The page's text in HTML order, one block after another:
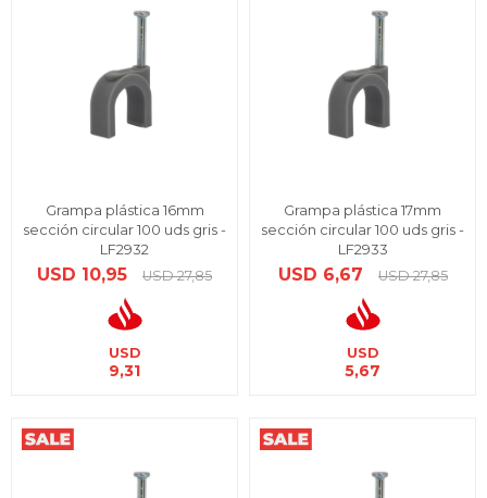
Grampa plástica 16mm
sección circular 100 uds gris -
LF2932
USD 10,95 USD 27,85
USD
9,31
Grampa plástica 17mm
sección circular 100 uds gris -
LF2933
USD 6,67 USD 27,85
USD
5,67